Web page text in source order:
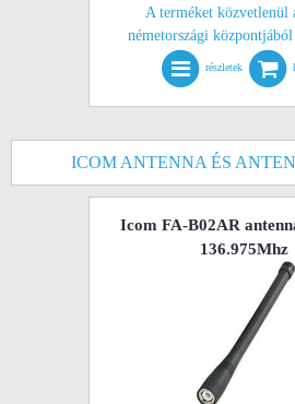
A terméket közvetlenül
németországi
részletek
ICOM ANTENNA ÉS
Icom FA-B02AR
136.975Mhz